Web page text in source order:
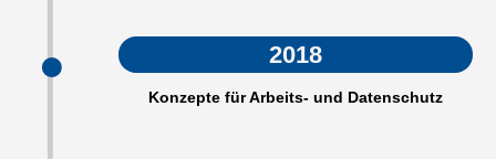
2018
Konzepte für Arbeits- und Datenschutz